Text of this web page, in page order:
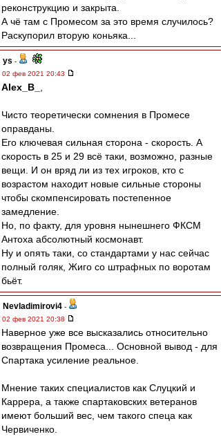
реконструкцию и закрыта.
А чё там с Промесом за это время случилось?
Раскупорил вторую коньяка...
ys -
02 фев 2021 20:43
Alex_B_
Чисто теоретически сомнения в Промесе
оправданы.
Его ключевая сильная сторона - скорость. А
скорость в 25 и 29 всё таки, возможно, разные
вещи. И он вряд ли из тех игроков, кто с
возрастом находит новые сильные стороны
чтобы скомпенсировать постепенное
замедление.
Но, по факту, для уровня нынешнего ФКСМ
Антоха абсолютный космонавт.
Ну и опять таки, со стандартами у нас сейчас
полный голяк, Жиго со штрафных по воротам
бьёт.
Nevladimirovi4 -
02 фев 2021 20:38
Наверное уже все высказались относительно
возвращения Промеса... Основной вывод - для
Спартака усиление реальное.
Мнение таких специалистов как Слуцкий и
Каррера, а также спартаковских ветеранов
имеют больший вес, чем такого спеца как
Червиченко.